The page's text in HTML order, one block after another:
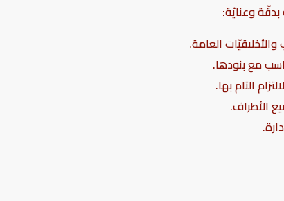
وعنايّة:
التام بها.